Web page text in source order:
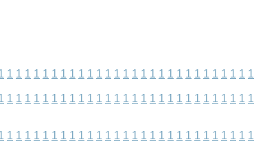
1 1 1 1 1 1 1 1 1 1 1 1 1 1 1 1 1 1 1 1 1 1 1 1 1 1 1 1
1 1 1 1 1 1 1 1 1 1 1 1 1 1 1 1 1 1 1 1 1 1 1 1 1 1 1 1
1 1 1 1 1 1 1 1 1 1 1 1 1 1 1 1 1 1 1 1 1 1 1 1 1 1 1 1